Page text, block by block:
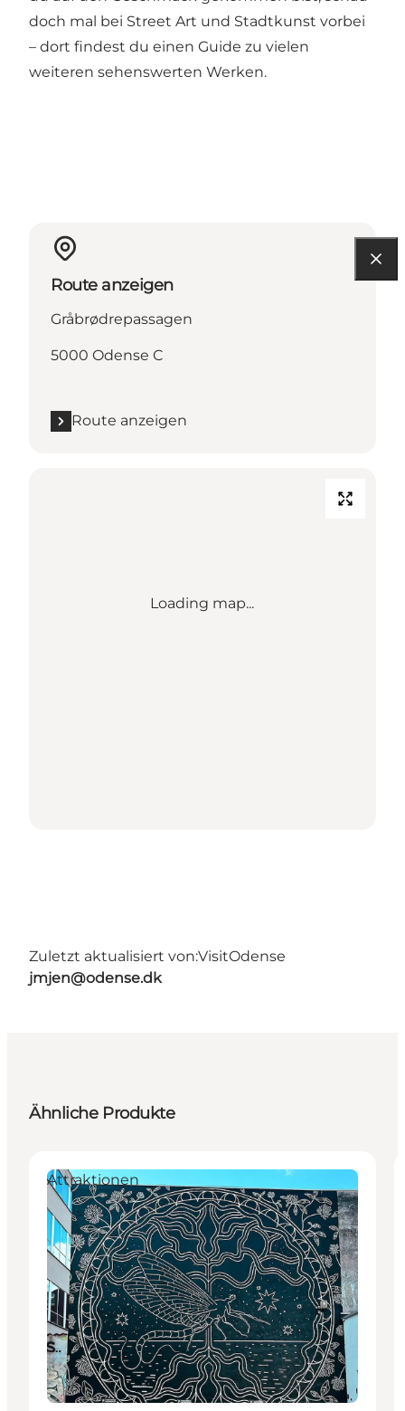
doch mal bei Street Art und Stadtkunst vorbei
– dort findest du einen Guide zu vielen
weiteren sehenswerten Werken.
Route anzeigen
Gråbrødrepassagen
5000 Odense C
Route anzeigen
Loading map...
Zuletzt aktualisiert von:VisitOdense
jmjen@odense.dk
Ähnliche Produkte
Attraktionen